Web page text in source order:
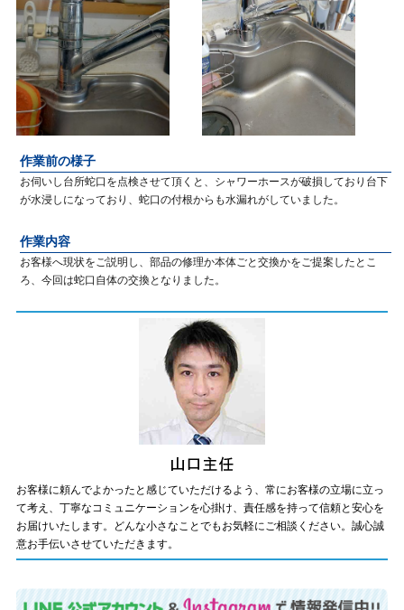
作業前の様子
お伺いし台所蛇口を点検させて頂くと、シャワーホースが破損しており台下
が水浸しになっており、蛇口の付根からも水漏れがしていました。
作業内容
お客様へ現状をご説明し、部品の修理か本体ごと交換かをご提案したとこ
ろ、今回は蛇口自体の交換となりました。
お客様に頼んでよかったと感じていただけるよう、常にお客様の立場に立っ
て考え、丁寧なコミュニケーションを心掛け、責任感を持って信頼と安心を
お届けいたします。どんな小さなことでもお気軽にご相談ください。誠心誠
意お手伝いさせていただきます。